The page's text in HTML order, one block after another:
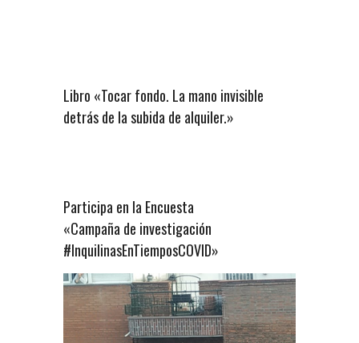
Libro «Tocar fondo. La mano invisible
detrás de la subida de alquiler.»
Participa en la Encuesta
«Campaña de investigación
#InquilinasEnTiemposCOVID»